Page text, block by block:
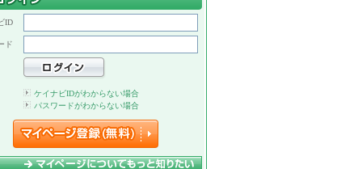
ID
ド
ケイナビIDがわからない場合
パスワードがわからない場合